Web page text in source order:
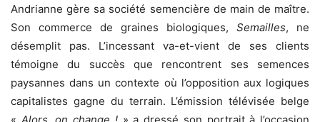
Andrianne gère sa société semencière de main de maître.
Son commerce de graines biologiques, Semailles, ne
désemplit pas. L’incessant va-et-vient de ses clients
témoigne du succès que rencontrent ses semences
paysannes dans un contexte où l’opposition aux logiques
capitalistes gagne du terrain. L’émission télévisée belge